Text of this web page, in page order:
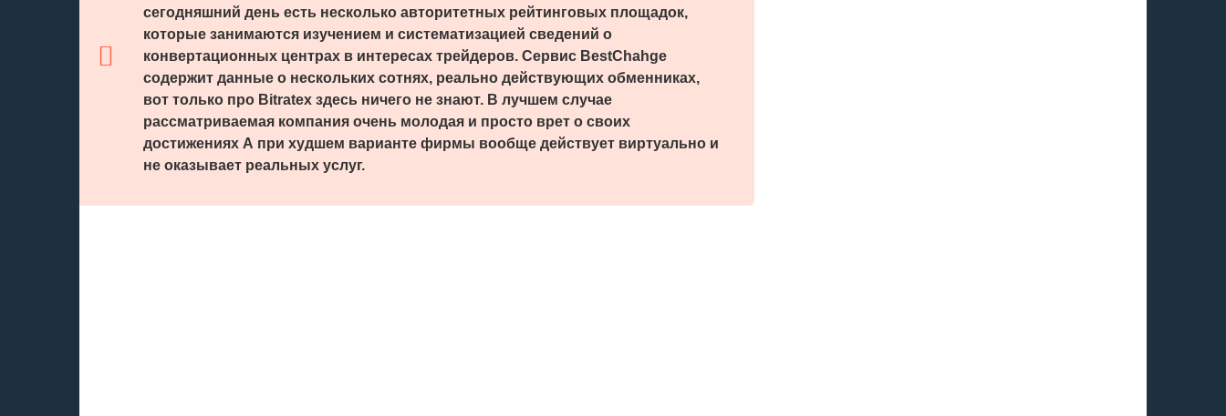
сегодняшний день есть несколько авторитетных рейтинговых площадок,
которые занимаются изучением и систематизацией сведений о
конвертационных центрах в интересах трейдеров. Сервис BestChahge
содержит данные о нескольких сотнях, реально действующих обменниках,
вот только про Bitratex здесь ничего не знают. В лучшем случае
рассматриваемая компания очень молодая и просто врет о своих
достижениях А при худшем варианте фирмы вообще действует виртуально и
не оказывает реальных услуг.